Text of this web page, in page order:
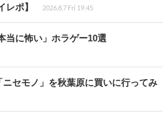
ポ】
2026.8.7 Fri 19:45
当に怖い」ホラゲー10選
セモノ」を秋葉原に買いに行ってみ